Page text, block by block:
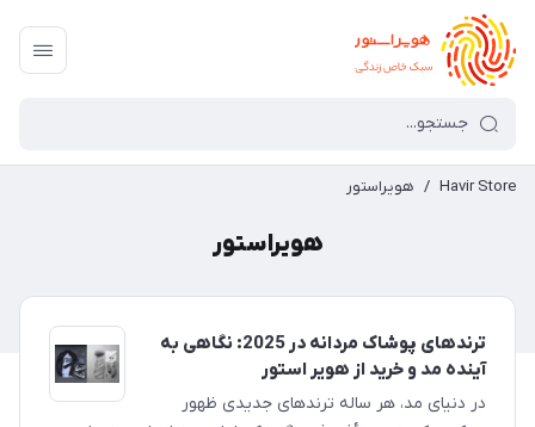
Havir Store
/ هویراستور
هویراستور
ترندهای پوشاک مردانه در 2025: نگاهی به
آینده مد و خرید از هویر استور
در دنیای مد، هر ساله ترندهای جدیدی ظهور